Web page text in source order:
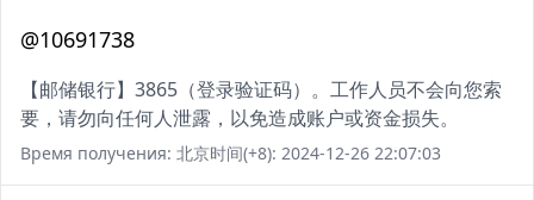
@10691738
【邮储银行】3865（登录验证码）。工作人员不会向您索
要，请勿向任何人泄露，以免造成账户或资金损失。
Время получения: 北京时间(+8): 2024-12-26 22:07:03